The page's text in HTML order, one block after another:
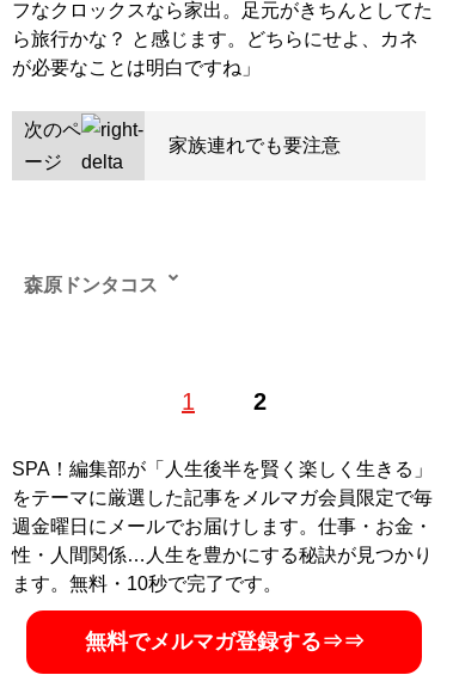
フなクロックスなら家出。足元がきちんとしてた
ら旅行かな？ と感じます。どちらにせよ、カネ
が必要なことは明白ですね」
次のペ
ージ
家族連れでも要注意
1 2
森原ドンタコス
SPA！編集部が「人生後半を賢く楽しく生きる」
をテーマに厳選した記事をメルマガ会員限定で毎
週金曜日にメールでお届けします。仕事・お金・
性・人間関係…人生を豊かにする秘訣が見つかり
ます。無料・10秒で完了です。
無料でメルマガ登録する⇒⇒